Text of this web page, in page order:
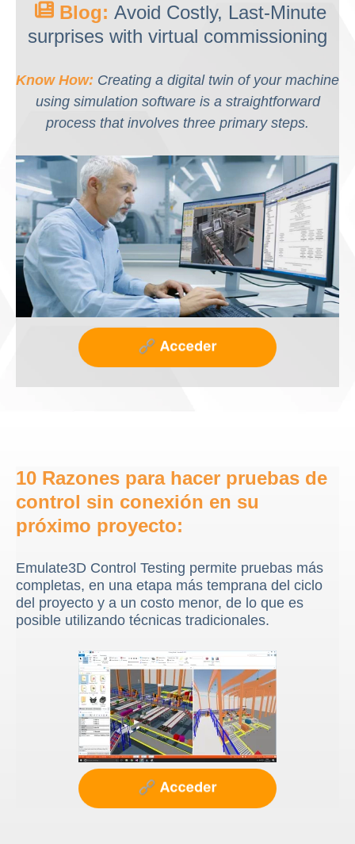
Blog: Avoid Costly, Last-Minute
surprises with virtual commissioning
Know How: Creating a digital twin of your machine
using simulation software is a straightforward
process that involves three primary steps.
10 Razones para hacer pruebas de
control sin conexión en su
próximo proyecto:
Emulate3D Control Testing permite pruebas más
completas, en una etapa más temprana del ciclo
del proyecto y a un costo menor, de lo que es
posible utilizando técnicas tradicionales.